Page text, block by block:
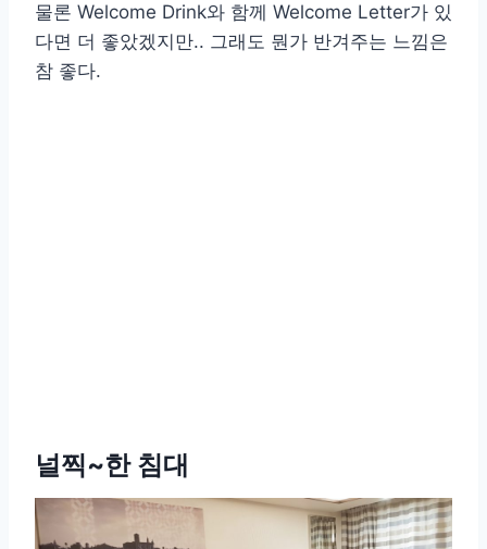
물론 Welcome Drink와 함께 Welcome Letter가 있
다면 더 좋았겠지만.. 그래도 뭔가 반겨주는 느낌은
참 좋다.
널찍~한 침대